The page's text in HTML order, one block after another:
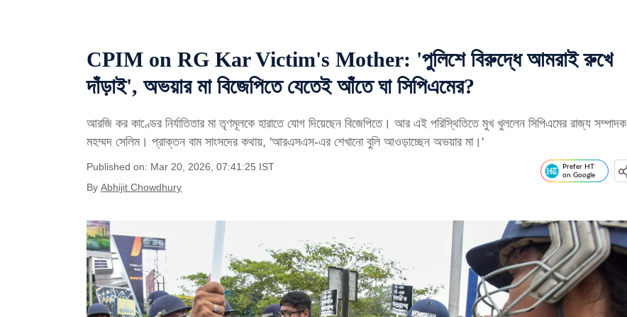
CPIM on RG Kar Victim's Mother: 'পুলিশে বিরুদ্ধে আমরাই রুখে
দাঁড়াই', অভয়ার মা বিজেপিতে যেতেই আঁতে ঘা সিপিএমের?
আরজি কর কাণ্ডের নির্যাতিতার মা তৃণমূলকে হারাতে যোগ দিয়েছেন বিজেপিতে। আর এই পরিস্থিতিতে মুখ খুললেন সিপিএমের রাজ্য সম্পাদক
মহম্মদ সেলিম। প্রাক্তন বাম সাংসদের কথায়, 'আরএসএস-এর শেখানো বুলি আওড়াচ্ছেন অভয়ার মা।'
Published on: Mar 20, 2026, 07:41:25 IST
By Abhijit Chowdhury
Prefer HT
on Google